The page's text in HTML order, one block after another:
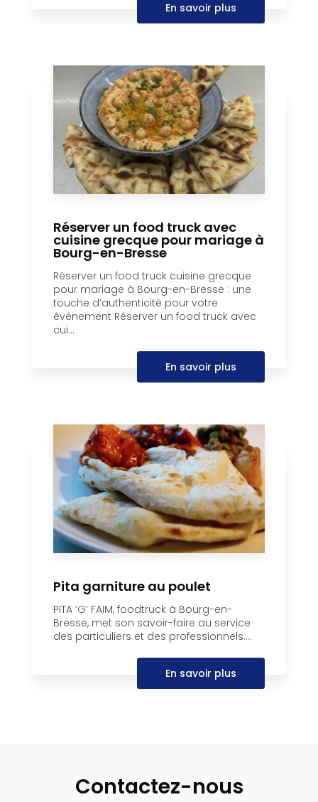
En savoir plus
Réserver un food truck avec
cuisine grecque pour mariage à
Bourg-en-Bresse
Réserver un food truck cuisine grecque
pour mariage à Bourg-en-Bresse : une
touche d’authenticité pour votre
événement Réserver un food truck avec
cui...
En savoir plus
Pita garniture au poulet
PITA ’G’ FAIM, foodtruck à Bourg-en-
Bresse, met son savoir-faire au service
des particuliers et des professionnels....
En savoir plus
Contactez-nous